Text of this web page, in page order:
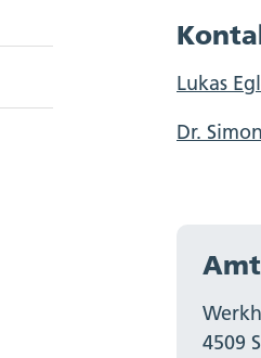
Lukas
Dr.
4509